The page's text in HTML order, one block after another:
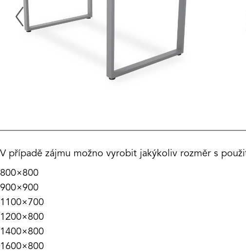
V případě zájmu možno vyrobit jakýkoliv rozměr s
800×800
900×900
1100×700
1200×800
1400×800
1600×800